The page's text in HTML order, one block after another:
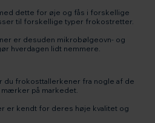
dette for øje og fås i forskellige
til forskellige typer frokostretter.
er desuden mikrobølgeovn- og
hverdagen lidt nemmere.
du frokosttallerkener fra nogle af de
på markedet.
er kendt for deres høje kvalitet og